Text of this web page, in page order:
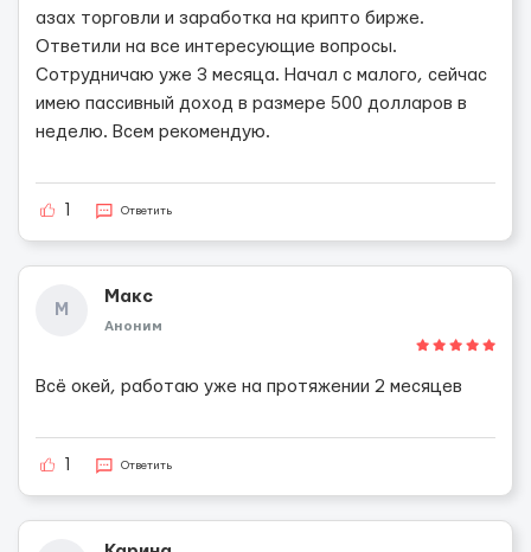
азах торговли и заработка на крипто бирже.
Ответили на все интересующие вопросы.
Сотрудничаю уже 3 месяца. Начал с малого, сейчас
имею пассивный доход в размере 500 долларов в
неделю. Всем рекомендую.
Ответить
М
Макс
Аноним
Всё окей, работаю уже на протяжении 2 месяцев
Ответить